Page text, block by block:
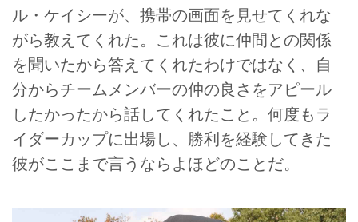
ル・ケイシーが、携帯の画面を見せてくれな
がら教えてくれた。これは彼に仲間との関係
を聞いたから答えてくれたわけではなく、自
分からチームメンバーの仲の良さをアピール
したかったから話してくれたこと。何度もラ
イダーカップに出場し、勝利を経験してきた
彼がここまで言うならよほどのことだ。